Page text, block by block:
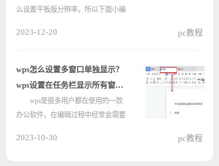
么设置平板版分辨率，所以下面小编
器怎么设置平板版分辨率?雷电模
拟????
2023-12-20 pc教程
wps怎么设置多窗口单独显示？
wps设置在任务栏显示所有窗口
的方法
wps是很多用户都在使用的一款
办公软件，在编辑过程中经常会需要
2023-10-30 pc教程